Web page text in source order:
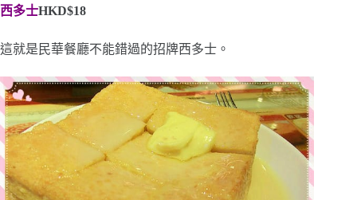
西多士HKD$18
這就是民華餐廳不能錯過的招牌西多士。